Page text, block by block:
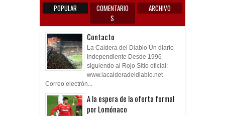
POPULAR
COMENTARIO
S
ARCHIVO
Contacto
La Caldera del Diablo Un diario
Independiente Desde 1996
siguiendo al Rojo Sitio oficial:
www.lacalderadeldiablo.net
Correo electrón...
A la espera de la oferta formal
por Lomónaco